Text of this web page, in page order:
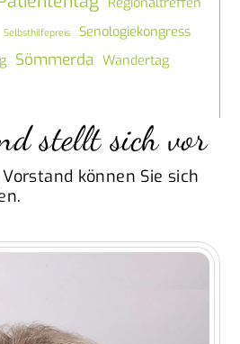
Selbsthilfepreis Senologiekongress
Sömmerda Wandertag
stellt sich vor
können Sie sich